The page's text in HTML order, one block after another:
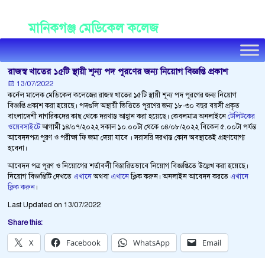
মানিকগঞ্জ মেডিকেল কলেজ
রাজস্ব খাতের ১৫টি স্থায়ী শূন্য পদ পূরণের জন্য নিয়োগ বিজ্ঞপ্তি প্রকাশ
13/07/2022
কর্নেল মালেক মেডিকেল কলেজের রাজস্ব খাতের ১৫টি স্থায়ী শূন্য পদ পূরণের জন্য নিয়োগ
বিজ্ঞপ্তি প্রকাশ করা হয়েছে। পদগুলি অস্থায়ী ভিত্তিতে পূরণের জন্য ১৮-৩০ বছর বয়সী প্রকৃত
বাংলাদেশী নাগরিকদের কাছ থেকে দরখাস্ত আহ্বান করা হয়েছে। কেবলমাত্র অনলাইনেটেলিটকের
ওয়েবসাইটেআগামী ১৪/০৭/২০২২ সকাল ১০.০০টা থেকে ০৪/০৮/২০২২ বিকেল ৫.০০টা পর্যন্ত
আবেদনপত্র পূরণ ও পরীক্ষা ফি জমা দেয়া যাবে । সরাসরি দরখাস্ত কোন অবস্থাতেই গ্রহণযোগ্য
হবেনা।
আবেদন পত্র পূরণ ও নিয়োগের শর্তাবলী বিস্তারিতভাবে নিয়োগ বিজ্ঞপ্তিতে উল্লেখ করা হয়েছে।
নিয়োগ বিজ্ঞপ্তিটি দেখতে এখানেঅথবা এখানেক্লিক করুন। অনলাইন আবেদন করতে এখানে
ক্লিক করুন ।
Last Updated on 13/07/2022
Share this:
X Facebook WhatsApp Email